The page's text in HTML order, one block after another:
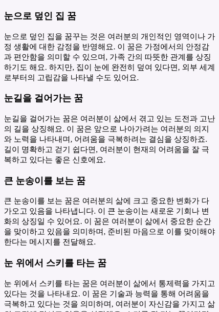
눈으로 덮인 집 꿈
눈으로 덮인 집을 꿈꾸는 것은 여러분의 개인적인 영역이나 가
정 생활에 대한 감정을 반영해요. 이 꿈은 가정에서의 안정감
과 편안함을 의미할 수 있으며, 가족 간의 따뜻한 관계를 상징
하기도 해요. 하지만, 집이 눈에 완전히 덮여 있다면, 외부 세계
로부터의 고립감을 나타낼 수도 있어요.
눈길을 걸어가는 꿈
눈길을 걸어가는 꿈은 여러분이 삶에서 겪고 있는 도전과 고난
의 길을 상징해요. 이 꿈은 앞으로 나아가려는 여러분의 의지
와 노력을 나타내며, 어려움을 극복하려는 결심을 상징하죠.
길이 명확하고 걷기 쉽다면, 여러분이 현재의 어려움을 잘 극
복하고 있다는 좋은 신호에요.
큰 눈송이를 보는 꿈
큰 눈송이를 보는 꿈은 여러분의 삶에 크고 중요한 변화가 다
가오고 있음을 나타냅니다. 이 큰 눈송이는 새로운 기회나 변
화의 상징일 수 있어요. 이 꿈은 여러분이 삶에서 중요한 순간
을 맞이하고 있음을 의미하며, 준비된 마음으로 이를 맞이해야
한다는 메시지를 전달해요.
눈 위에서 스키를 타는 꿈
눈 위에서 스키를 타는 꿈은 여러분이 삶에서 통제력을 가지고
있다는 것을 나타내요. 이 꿈은 기술과 능력을 통해 어려움을
극복하고 있다는 것을 의미하며, 여러분이 자신감을 가지고 삶